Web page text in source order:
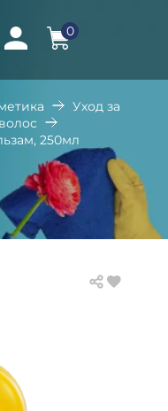
0
Уход за
250мл